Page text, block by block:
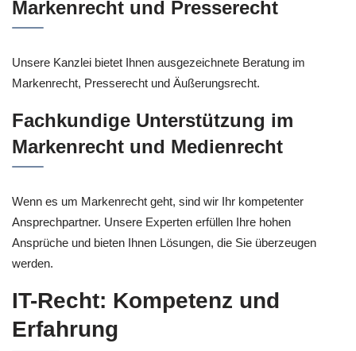
Markenrecht und Presserecht
Unsere Kanzlei bietet Ihnen ausgezeichnete Beratung im
Markenrecht, Presserecht und Äußerungsrecht.
Fachkundige Unterstützung im
Markenrecht und Medienrecht
Wenn es um Markenrecht geht, sind wir Ihr kompetenter
Ansprechpartner. Unsere Experten erfüllen Ihre hohen
Ansprüche und bieten Ihnen Lösungen, die Sie überzeugen
werden.
IT-Recht: Kompetenz und
Erfahrung